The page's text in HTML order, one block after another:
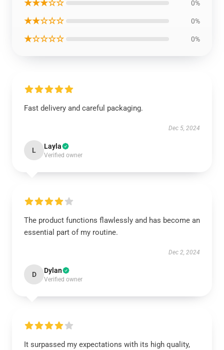
★★★☆☆ 0%
★★☆☆☆ 0%
★☆☆☆☆ 0%
Fast delivery and careful packaging.
Dec 5, 2024
L Layla
Verified owner
The product functions flawlessly and has become an
essential part of my routine.
Dec 2, 2024
D Dylan
Verified owner
It surpassed my expectations with its high quality,